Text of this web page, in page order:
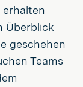
erhalten
Überblick
geschehen
Teams